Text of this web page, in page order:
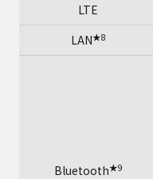
LTE
LAN★8
Bluetooth★9